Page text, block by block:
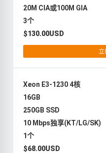
20M CIA或100M GIA
3个
$130.00USD
立
Xeon E3-1230 4核
16GB
250GB SSD
10 Mbps独享(KT/LG/SK)
1个
$68.00USD